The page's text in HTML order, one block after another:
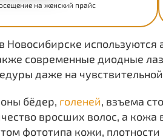
на женский прайс
Новосибирске
современные диодные
даже на
бёдер, голеней, взъема
вросших волос, а
фототипа кожи,